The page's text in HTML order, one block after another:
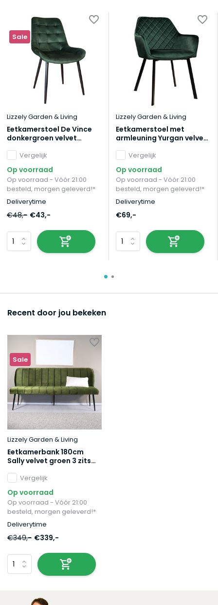
Sale
Lizzely Garden & Living
Eetkamerstoel De Vince
donkergroen velvet
Vergelijk
Op voorraad
Op voorraad - Vóór 21:00
besteld, morgen geleverd!*
Deliverytime
€48,- €43,-
Lizzely Garden & Living
Eetkamerstoel met
armleuning Yurgan velvet
Vergelijk
Op voorraad
Op voorraad - Vóór 21:00
besteld, morgen geleverd!*
Deliverytime
€69,-
Recent door jou bekeken
Sale
Lizzely Garden & Living
Eetkamerbank 180cm
Sally velvet groen 3 zits
Vergelijk
Op voorraad
Op voorraad - Vóór 21:00
besteld, morgen geleverd!*
Deliverytime
€349,- €339,-